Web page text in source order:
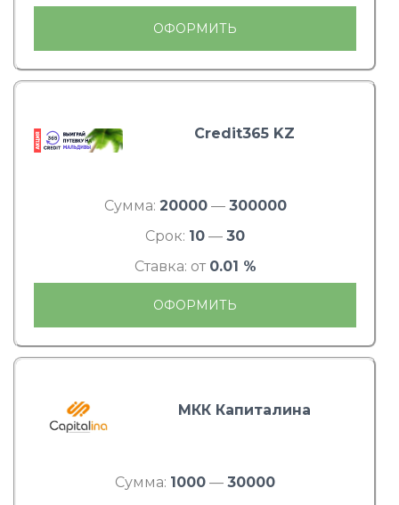
ОФОРМИТЬ
Credit365 KZ
Сумма: 20000— 300000
Срок: 10 — 30
Ставка: от 0.01 %
ОФОРМИТЬ
МКК Капиталина
Сумма: 1000 — 30000